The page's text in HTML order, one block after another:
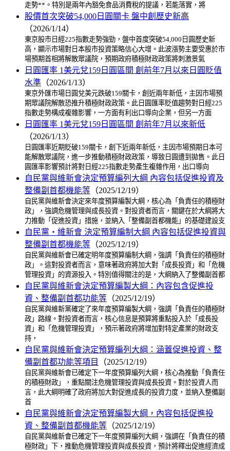
走勢**。特別是兩年內豁免食品消費稅的提議，若能落實，將
股價首次突破54,000日圓關卡 盤中創歷史新高
（2026/1/14）
東京股市日經225指數走勢強勁，盤中首度突破54,000日圓歷史新
高，顯示市場對日本股市投資策略信心大增。此波漲勢主要受惠於市
場預期首相將解散眾議院，預期政府積極財政政策將刺激景氣
日圓匯率 1美元兌159日圓區間 創前年7月以來日圓貶值
水準 （2026/1/13）
東京外匯市場日圓兌美元跌破159關卡，創近兩年新低，主因市場預
期眾議院解散恐推升積極財政政策。此日圓匯率貶值趨勢對日經225
指數走勢構成複雜影響，一方面有利出口導向企業，但另一方面
日圓匯率 1美元兌159日圓區間 創前年7月以來新低
（2026/1/13）
日圓匯率近期貶破159關卡，創下近兩年新低，主因市場預期日本可
能解散眾議院，進一步推動積極財政政策，導致日圓遭到拋售。此日
圓匯率影響預計將對日經225指數走勢產生複雜作用，出口導向
自民黨與維新會決定預算編列大綱 內容包括促進投資及
整備副首都機能等 （2025/12/19）
自民黨與維新會決定來年度預算編製大綱，核心為「負責任的積極財
政」，強調危機管理與成長投資。對投資者而言，關鍵在於大綱將大
力推動「促進投資」措施，並納入「整備副首都機能」的基礎建設支
自民黨・維新會 決定預算編制大綱 內容包括促進投資與
整備副首都機能等 （2025/12/19）
自民黨與維新會已確定明年度預算編制大綱，強調「負責任的積極財
政」。這對投資者而言，意味著政府將加大對「成長投資」和「危機
管理投資」的資源投入。特別值得關注的是，大綱納入了整備副首都
自民黨與維新會決定預算編製大綱：內容包含促進投
資、整備副首都功能等 （2025/12/19）
自民黨與維新黨確定了來年度預算編製大綱，強調「負責任的積極財
政」路線。對投資者而言，核心信息是預算將重點投入於「成長投
資」和「危機管理投資」，預示著政府將增加對特定產業的財政支
持，
自民黨與維新會決定預算編列大綱：涵蓋促進投資、整
備副首都功能等項目
（2025/12/19）
自民黨與維新會已確定下一年度預算編列大綱，核心為推動「負責任
的積極財政」，重點關注危機管理投資與成長投資。對於投資人而
言，此大綱明確了政府將加大對促進成長的投資力度，並納入整備副
首
自民黨與維新會決定預算編製大綱，內容包括促進投
資、整備副首都機能等 （2025/12/19）
自民黨與維新會已確定下一年度預算編列大綱，強調在「負責任的積
極財政」下，推動危機管理投資與成長投資，預計將釋出促進經濟成